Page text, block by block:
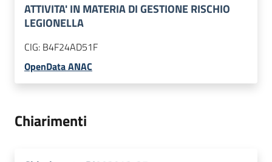
ATTIVITA' IN MATERIA DI GESTIONE RISCHIO
LEGIONELLA
CIG: B4F24AD51F
OpenData ANAC
Chiarimenti